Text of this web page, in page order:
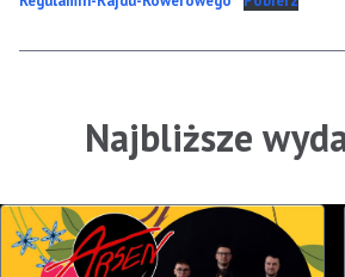
Najbliższe